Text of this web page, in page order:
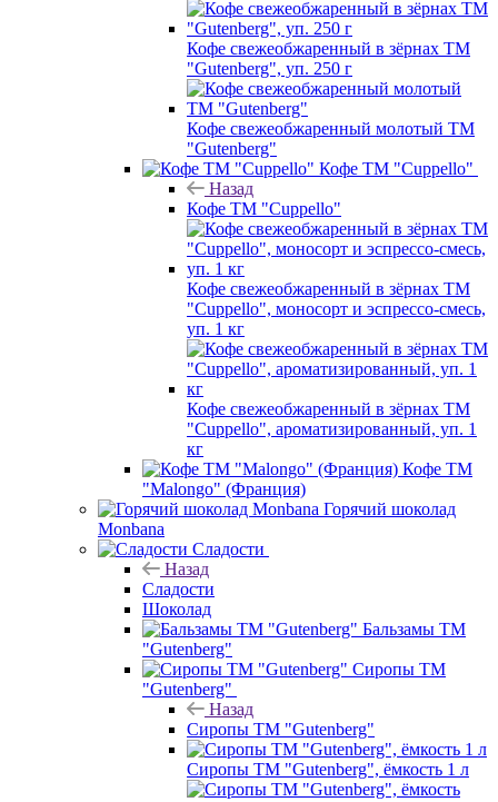
Кофе свежеобжаренный в зёрнах ТМ
"Gutenberg", уп. 250 г
Кофе свежеобжаренный молотый ТМ
"Gutenberg"
Кофе ТМ "Cuppello"
Назад
Кофе ТМ "Cuppello"
Кофе свежеобжаренный в зёрнах ТМ
"Cuppello", моносорт и эспрессо-смесь,
уп. 1 кг
Кофе свежеобжаренный в зёрнах ТМ
"Cuppello", ароматизированный, уп. 1
кг
Кофе ТМ
"Malongo" (Франция)
Горячий шоколад
Monbana
Сладости
Назад
Сладости
Шоколад
Бальзамы ТМ
"Gutenberg"
Сиропы ТМ
"Gutenberg"
Назад
Сиропы ТМ "Gutenberg"
Сиропы ТМ "Gutenberg", ёмкость 1 л